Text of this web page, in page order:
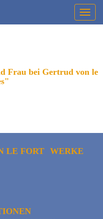
Frau bei Gertrud von le
LE FORT WERKE